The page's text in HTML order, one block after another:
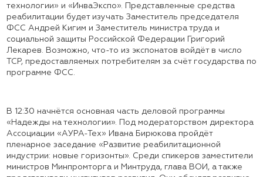
технологии» и «ИнваЭкспо». Представленные средства
реабилитации будет изучать Заместитель председателя
ФСС Андрей Кигим и Заместитель министра труда и
социальной защиты Российской Федерации Григорий
Лекарев. Возможно, что-то из экспонатов войдёт в число
ТСР, предоставляемых потребителям за счёт государства по
программе ФСС.
В 12:30 начнётся основная часть деловой программы
«Надежды на технологии». Под модераторством директора
Ассоциации «АУРА-Тех» Ивана Бирюкова пройдёт
пленарное заседание «Развитие реабилитационной
индустрии: новые горизонты». Среди спикеров заместители
министров Минпромторга и Минтруда, глава ВОИ, а также